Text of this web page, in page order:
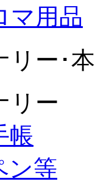
マ用品
リー･本
リー
帳
ン等